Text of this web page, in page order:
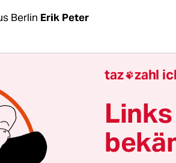
Berlin Erik Peter
dem Nichts tauchen gegen
Kli­ma­-Ak­tivis­t:in­nen an der
auf. Als
entfernt den Verkehr
sie auf die Fahrbahn vor
vorzugehen, warten sie
taz zahl